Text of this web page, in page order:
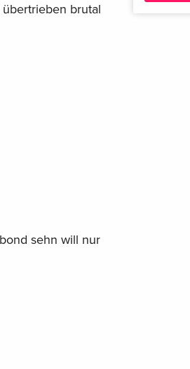
brutal
sehn will nur